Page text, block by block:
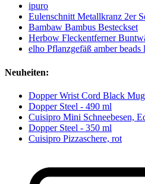
ipuro
Eulenschnitt Metallkranz 2er
Bambaw Bambus Besteckset
Herbow Fleckentferner
elho Pflanzgefäß amber beads
Neuheiten:
Dopper Wrist Cord Black
Dopper Steel - 490 ml
Cuisipro Mini Schneebesen,
Dopper Steel - 350 ml
Cuisipro Pizzaschere, rot